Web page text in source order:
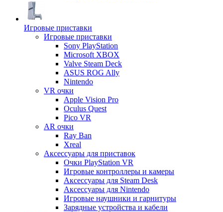
Игровые приставки
Игровые приставки
Sony PlayStation
Microsoft XBOX
Valve Steam Deck
ASUS ROG Ally
Nintendo
VR очки
Apple Vision Pro
Oculus Quest
Pico VR
AR очки
Ray Ban
Xreal
Аксессуары для приставок
Очки PlayStation VR
Игровые контроллеры и камеры
Аксессуары для Steam Desk
Аксессуары для Nintendo
Игровые наушники и гарнитуры
Зарядные устройства и кабели